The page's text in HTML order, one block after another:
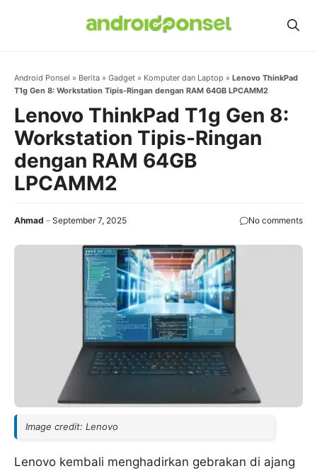
Android Ponsel » Berita » Gadget » Komputer dan Laptop » Lenovo ThinkPad
T1g Gen 8: Workstation Tipis-Ringan dengan RAM 64GB LPCAMM2
Lenovo ThinkPad T1g Gen 8:
Workstation Tipis-Ringan
dengan RAM 64GB
LPCAMM2
Ahmad September 7, 2025 No comments
Image credit: Lenovo
Lenovo kembali menghadirkan gebrakan di ajang